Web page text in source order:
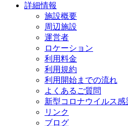
詳細情報
施設概要
周辺施設
運営者
ロケーション
利用料金
利用規約
利用開始までの流れ
よくあるご質問
新型コロナウイルス感
リンク
ブログ